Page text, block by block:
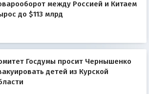
между Россией и Китаем
до $113 млрд
Госдумы просит Чернышенко
детей из Курской